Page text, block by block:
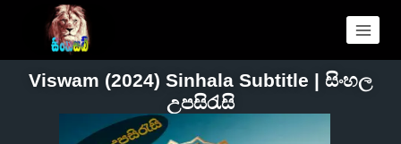
Viswam (2024) Sinhala Subtitle | සිංහල
උපසිරැසි